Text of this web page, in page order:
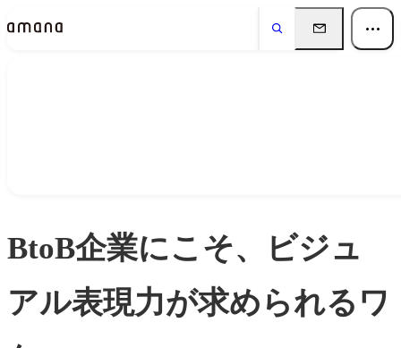
BtoB企業にこそ、ビジュ
アル表現力が求められるワ